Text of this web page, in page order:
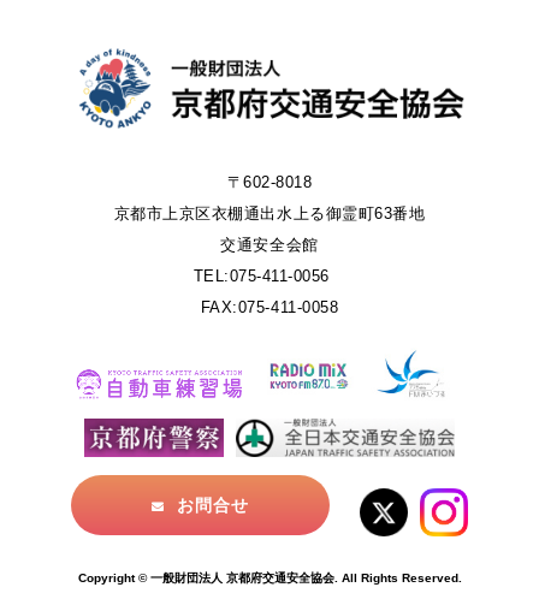
〒602-8018
京都市上京区衣棚通出水上る御霊町63番地
交通安全会館
TEL:075-411-0056
FAX:075-411-0058
お問合せ
Copyright © 一般財団法人 京都府交通安全協会. All Rights Reserved.